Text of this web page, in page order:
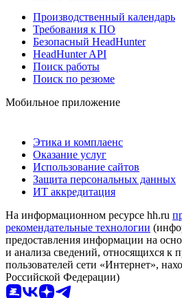
Производственный календарь
Требования к ПО
Безопасный HeadHunter
HeadHunter API
Поиск работы
Поиск по резюме
Мобильное приложение
Этика и комплаенс
Оказание услуг
Использование сайтов
Защита персональных данных
ИТ аккредитация
На информационном ресурсе hh.ru
рекомендательные технологии
предоставления информации на
и анализа сведений, относящихся к
пользователей сети «Интернет»,
Российской Федерации)